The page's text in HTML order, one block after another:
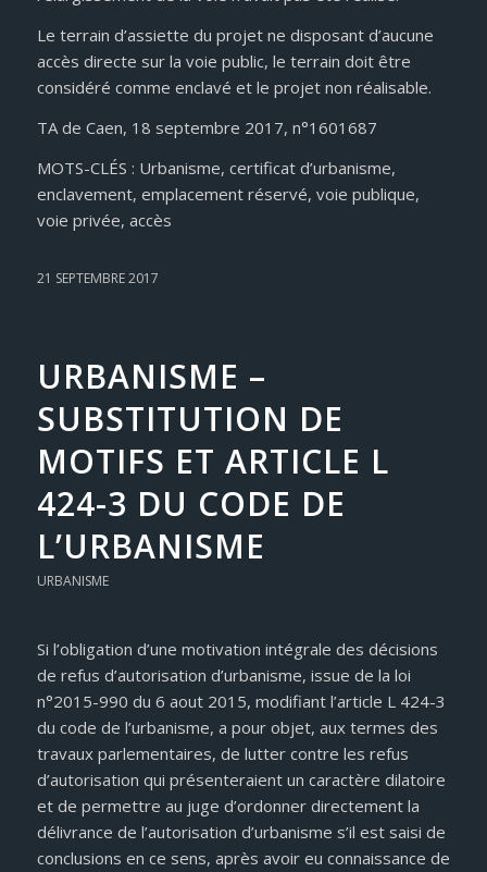
Le terrain d’assiette du projet ne disposant d’aucune
accès directe sur la voie public, le terrain doit être
considéré comme enclavé et le projet non réalisable.
TA de Caen, 18 septembre 2017, n°1601687
MOTS-CLÉS : Urbanisme, certificat d’urbanisme,
enclavement, emplacement réservé, voie publique,
voie privée, accès
21 SEPTEMBRE 2017
URBANISME –
SUBSTITUTION DE
MOTIFS ET ARTICLE L
424-3 DU CODE DE
L’URBANISME
URBANISME
Si l’obligation d’une motivation intégrale des décisions
de refus d’autorisation d’urbanisme, issue de la loi
n°2015-990 du 6 aout 2015, modifiant l’article L 424-3
du code de l’urbanisme, a pour objet, aux termes des
travaux parlementaires, de lutter contre les refus
d’autorisation qui présenteraient un caractère dilatoire
et de permettre au juge d’ordonner directement la
délivrance de l’autorisation d’urbanisme s’il est saisi de
conclusions en ce sens, après avoir eu connaissance de